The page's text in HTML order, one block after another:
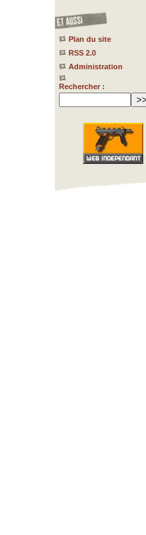
Plan du site
RSS 2.0
Administration
Rechercher :